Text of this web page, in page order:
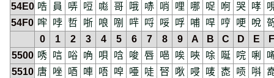
54E0 哠 員 哢 哣 哤 哥 哦 哧 哨 哩 哪 哫 哬 哭 哮
54F0 哰 哱 哲 哳 哴 哵 哶 哷 哸 哹 哺 哻 哼 哽 哾
0
1 2 3 4 5 6 7 8 9 A B C D E
F
5500 唀 唁 唂 唃 唄 唅 唆 唇 唈 唉 唊 唋 唌 唍 唎
5510 唐 唑 唒 唓 唔 唕 唖 唗 唘 唙 唚 唛 唜 唝 唞